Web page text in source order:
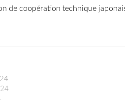
de coopération technique